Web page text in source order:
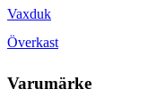
Vaxduk
Överkast
Varumärke